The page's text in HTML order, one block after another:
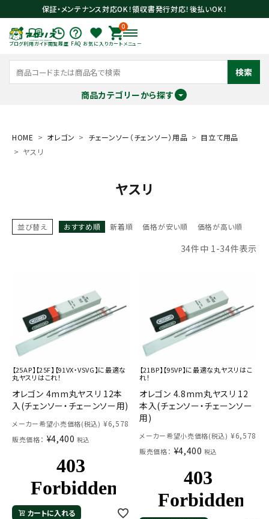
保証・メンテナンス対応OK！領収書発行対応！後払いOK！
ブログ利用ガイド閲覧履歴 FAQ お気に入り
0
カート メニュー
検索
商品カテゴリーから探す
meeting_room ログイン person 会員登録
閲覧履歴一覧
農業機械
農業資材
作業用品
補修部品
HOME オレゴン チェーンソー（チェンソー）用品
目立て用品
ヤスリ
ヤスリ
並び替え おすすめ順 新着順 価格が安い順 価格が高い順
34件中 1-34件表示
【25AP】【25F】【91VX・VSVG】に最適な
丸ヤスリはこれ！
オレゴン 4mm丸ヤスリ 12本
入(チェンソー・チェーンソー用)
メーカー希望小売価格(税込) ¥6,578
販売価格： ¥4,400 税込
カートに入れる
【21BP】【95VP】に最適な丸ヤスリはこ
れ！
オレゴン 4.8mm丸ヤスリ 12
本入(チェンソー・チェーンソー
用)
メーカー希望小売価格(税込) ¥6,578
販売価格： ¥4,400 税込